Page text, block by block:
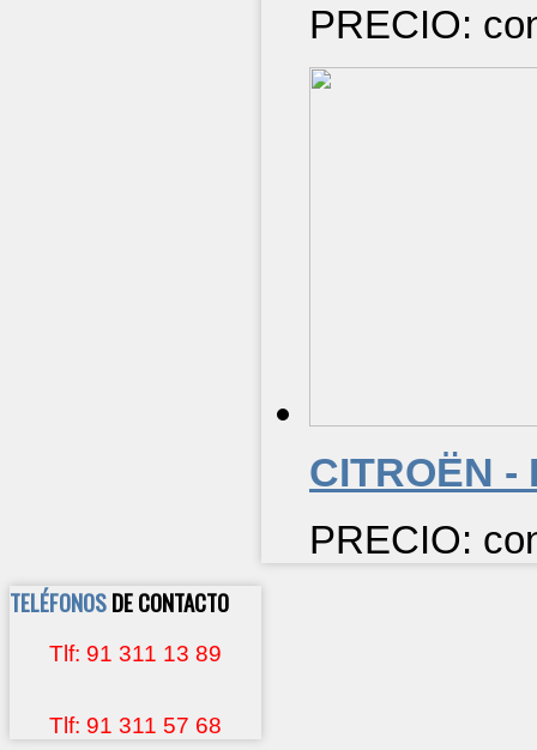
PRECIO:
CITROËN -
PRECIO:
TELÉFONOSDE CONTACTO
Tlf: 91 311 13 89
Tlf: 91 311 57 68